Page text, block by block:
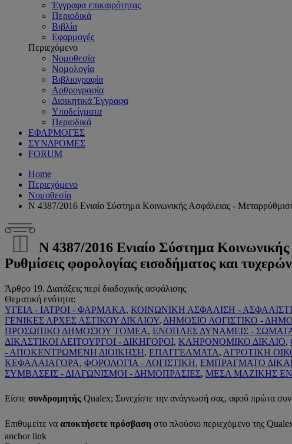
Έγγραφα επικαιρότητας
Περιοδικά
Βιβλία
Εφαρμογές
Περιεχόμενο
Νομοθεσία
Νομολογία
Βιβλιογραφία
Αρθρογραφία
Διοικητικά Έγγραφα
Υποδείγματα
Περιοδικά
ΕΦΑΡΜΟΓΕΣ
ΣΥΝΔΡΟΜΕΣ
FORUM
Home
Περιεχόμενο
Νομοθεσία
Ν 4387/2016 Ενιαίο Σύστημα Κοινωνικής Ασφάλειας - Μεταρρύθμιση
Ν 4387/2016 Ενιαίο Σύστημα
Ρυθμίσεις φορολογίας εισοδήματος και
Άρθρο 19. Διατάξεις περί διαδοχικής ασφάλισης
Θεματική ενότητα:
ΥΓΕΙΑ - ΙΑΤΡΟΙ - ΦΑΡΜΑΚΑ, ΚΟΙΝΩΝΙΚΗ ΑΣΦΑΛΙΣΗ -
ΓΕΝΙΚΕΣ ΑΡΧΕΣ ΑΣΤΙΚΟΥ ΔΙΚΑΙΟΥ, ΔΗΜΟΣΙΟ ΛΟΓΙΣΤΙΚΟ -
ΠΡΟΣΩΠΙΚΟ ΔΗΜΟΣΙΟΥ ΤΟΜΕΑ, ΕΝΟΠΛΕΣ ΔΥΝΑΜΕΙΣ -
ΔΙΚΑΣΤΙΚΟΙ ΛΕΙΤΟΥΡΓΟΙ - ΔΙΚΗΓΟΡΟΙ, ΚΛΗΡΟΝΟΜΙΚΟ ΔΙΚΑΙΟ,
- ΑΠΟΚΕΝΤΡΩΜΕΝΗ ΔΙΟΙΚΗΣΗ, ΕΠΑΓΓΕΛΜΑΤΑ, ΑΓΡΟΤΙΚΗ
ΚΕΦΑΛΑΙΑΓΟΡΑ, ΦΟΡΟΛΟΓΙΑ - ΛΟΓΙΣΤΙΚΗ, ΕΜΠΡΑΓΜΑΤΟ
ΣΥΜΒΑΣΕΙΣ - ΔΙΑΓΩΝΙΣΜΟΙ - ΔΗΜΟΠΡΑΣΙΕΣ, ΜΕΣΑ ΜΑΖΙΚΗΣ
Είστε συνδρομητής Qualex; Συνεχίστε την ανάγνωσή σας, αφού πρώτα
Επιθυμείτε να αποκτήσετε πρόσβαση στο πλούσιο περιεχόμενο της
anchor link